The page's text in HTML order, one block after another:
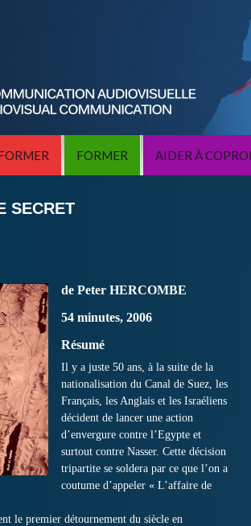
FORMER AIDER À
SECRET
de Peter HERCOMBE
54 minutes, 2006
Résumé
Il y a juste 50 ans, à la suite de la
nationalisation du Canal de Suez, les
Français, les Anglais et les Israéliens
décident de lancer une action
d’envergure contre l’Egypte et
surtout contre Nasser. Cette décision
tripartite se soldera par ce que l’on a
coutume d’appeler « L’affaire de
le premier détournement du siècle en